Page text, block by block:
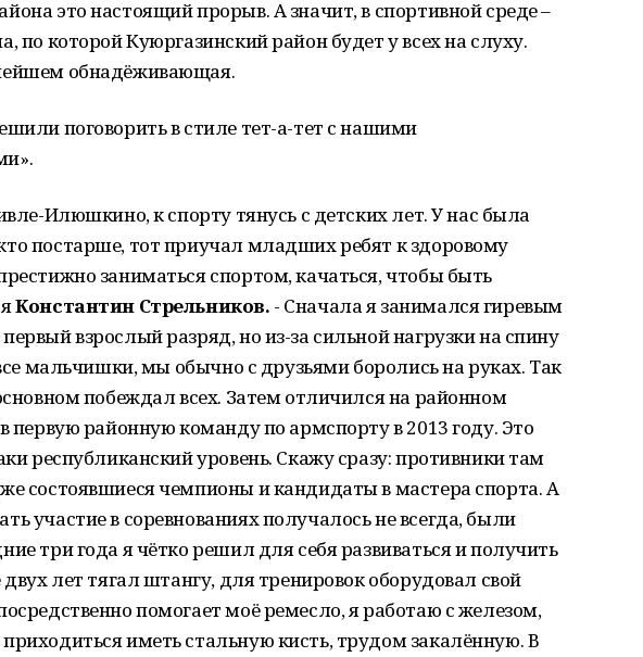
это настоящий прорыв. А значит, в спортивной среде –
по которой Куюргазинский район будет у всех на слуху.
обнадёживающая.
поговорить в стиле тет-а-тет с нашими
Илюшкино, к спорту тянусь с детских лет. У нас была
постарше, тот приучал младших ребят к здоровому
заниматься спортом, качаться, чтобы быть
Константин Стрельников. - Сначала я занимался гиревым
взрослый разряд, но из-за сильной нагрузки на спину
мальчишки, мы обычно с друзьями боролись на руках. Так
побеждал всех. Затем отличился на районном
первую районную команду по армспорту в 2013 году. Это
республиканский уровень. Скажу сразу: противники там
состоявшиеся чемпионы и кандидаты в мастера спорта. А
участие в соревнованиях получалось не всегда, были
три года я чётко решил для себя развиваться и получить
двух лет тягал штангу, для тренировок оборудовал свой
помогает моё ремесло, я работаю с железом,
иметь стальную кисть, трудом закалённую. В